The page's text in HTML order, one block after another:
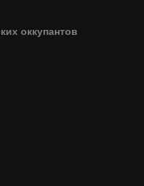
оккупантов